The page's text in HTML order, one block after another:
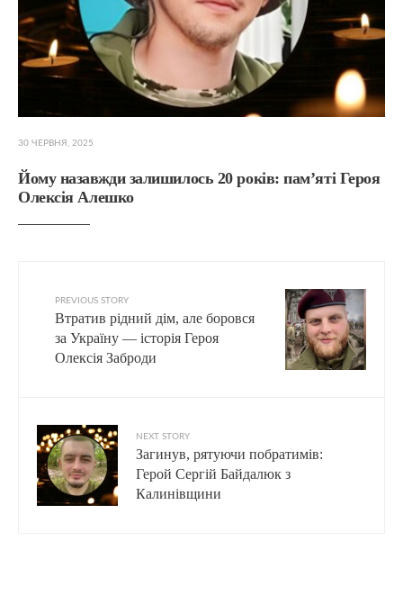
30 ЧЕРВНЯ, 2025
Йому назавжди залишилось 20 років: пам’яті Героя
Олексія Алешко
PREVIOUS STORY
Втратив рідний дім, але боровся
за Україну — історія Героя
Олексія Заброди
NEXT STORY
Загинув, рятуючи побратимів:
Герой Сергій Байдалюк з
Калинівщини